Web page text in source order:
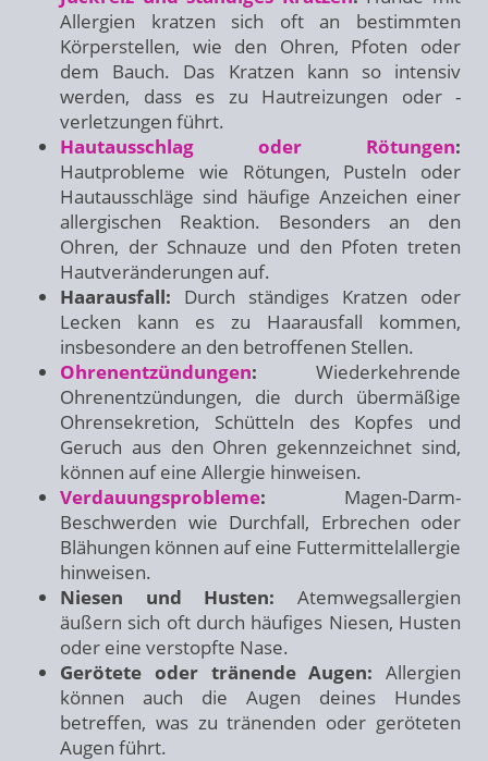
Allergien kratzen sich oft an bestimmten
Körperstellen, wie den Ohren, Pfoten oder
dem Bauch. Das Kratzen kann so intensiv
werden, dass es zu Hautreizungen oder -
verletzungen führt.
Hautausschlag oder Rötungen:
Hautprobleme wie Rötungen, Pusteln oder
Hautausschläge sind häufige Anzeichen einer
allergischen Reaktion. Besonders an den
Ohren, der Schnauze und den Pfoten treten
Hautveränderungen auf.
Haarausfall: Durch ständiges Kratzen oder
Lecken kann es zu Haarausfall kommen,
insbesondere an den betroffenen Stellen.
Ohrenentzündungen: Wiederkehrende
Ohrenentzündungen, die durch übermäßige
Ohrensekretion, Schütteln des Kopfes und
Geruch aus den Ohren gekennzeichnet sind,
können auf eine Allergie hinweisen.
Verdauungsprobleme: Magen-Darm-
Beschwerden wie Durchfall, Erbrechen oder
Blähungen können auf eine Futtermittelallergie
hinweisen.
Niesen und Husten: Atemwegsallergien
äußern sich oft durch häufiges Niesen, Husten
oder eine verstopfte Nase.
Gerötete oder tränende Augen: Allergien
können auch die Augen deines Hundes
betreffen, was zu tränenden oder geröteten
Augen führt.